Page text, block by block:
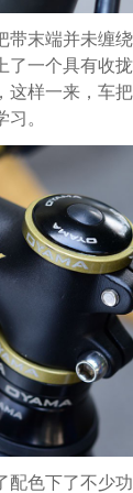
带末端并未缠
了一个具有收
这样一来，车
。
配色下了不少